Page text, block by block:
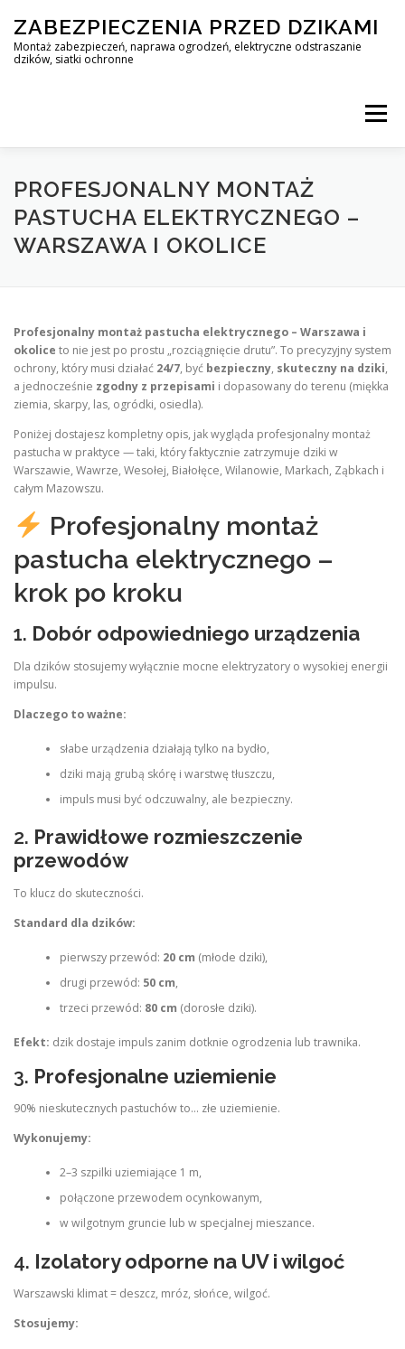
content
ZABEZPIECZENIA PRZED DZIKAMI
Montaż zabezpieczeń, naprawa ogrodzeń, elektryczne odstraszanie
dzików, siatki ochronne
Menu
STOP DZIK
PROFESJONALNA OCHRONA PRZED DZIKAMI • WARSZAWA
KONTAKT
PROFESJONALNY MONTAŻ
PASTUCHA ELEKTRYCZNEGO –
WARSZAWA I OKOLICE
Profesjonalny montaż pastucha elektrycznego – Warszawa i
okolice to nie jest po prostu „rozciągnięcie drutu”. To precyzyjny system
ochrony, który musi działać 24/7, być bezpieczny, skuteczny na dziki,
a jednocześnie zgodny z przepisami i dopasowany do terenu (miękka
ziemia, skarpy, las, ogródki, osiedla).
Poniżej dostajesz kompletny opis, jak wygląda profesjonalny montaż
pastucha w praktyce — taki, który faktycznie zatrzymuje dziki w
Warszawie, Wawrze, Wesołej, Białołęce, Wilanowie, Markach, Ząbkach i
całym Mazowszu.
Profesjonalny montaż
pastucha elektrycznego –
krok po kroku
1. Dobór odpowiedniego urządzenia
Dla dzików stosujemy wyłącznie mocne elektryzatory o wysokiej energii
impulsu.
Dlaczego to ważne:
słabe urządzenia działają tylko na bydło,
dziki mają grubą skórę i warstwę tłuszczu,
impuls musi być odczuwalny, ale bezpieczny.
2. Prawidłowe rozmieszczenie
przewodów
To klucz do skuteczności.
Standard dla dzików:
pierwszy przewód: 20 cm (młode dziki),
drugi przewód: 50 cm,
trzeci przewód: 80 cm (dorosłe dziki).
Efekt: dzik dostaje impuls zanim dotknie ogrodzenia lub trawnika.
3. Profesjonalne uziemienie
90% nieskutecznych pastuchów to… złe uziemienie.
Wykonujemy:
2–3 szpilki uziemiające 1 m,
połączone przewodem ocynkowanym,
w wilgotnym gruncie lub w specjalnej mieszance.
4. Izolatory odporne na UV i wilgoć
Warszawski klimat = deszcz, mróz, słońce, wilgoć.
Stosujemy: